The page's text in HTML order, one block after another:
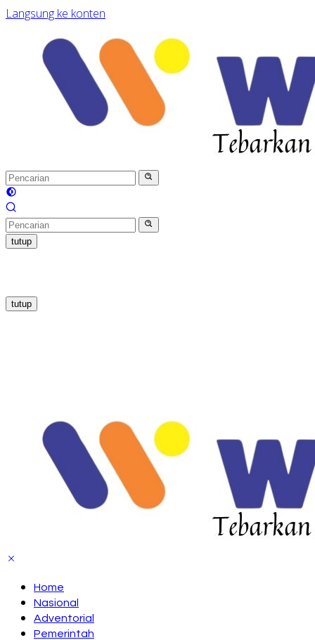
Langsung ke konten
tutup
tutup
Home
Nasional
Adventorial
Pemerintah